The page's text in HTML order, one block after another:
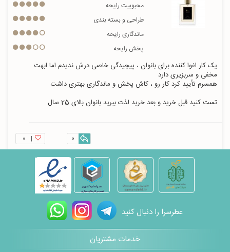
محبوبیت رایحه
طراحی و بسته بندی
ماندگاری رایحه
پخش رایحه
تست کنید قبل خرید و بعد خرید لذت ببرید بانوان بالای 25 سال
| ۰ 0
عطرسرا را دنبال کنید
خدمات مشتریان